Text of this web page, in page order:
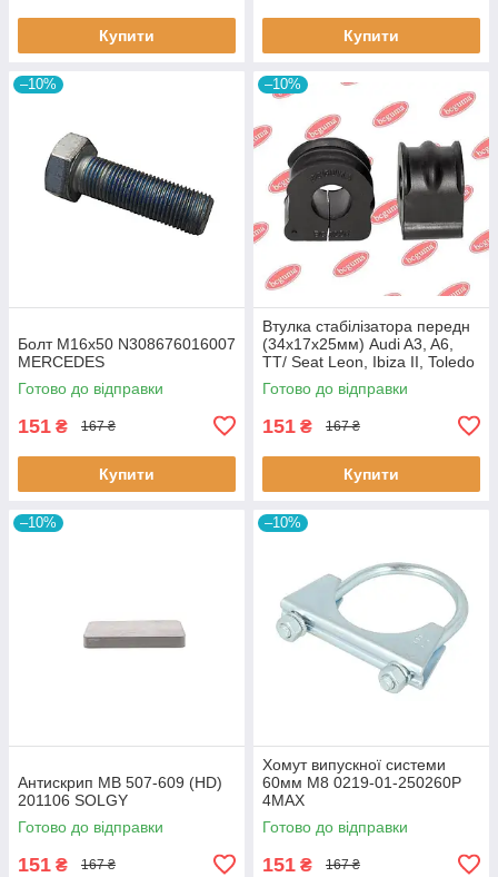
Купити Купити
–10%
Болт M16x50 N308676016007
MERCEDES
Готово до відправки
151 ₴ 167 ₴
Купити
–10%
Втулка стабілізатора передн
(34х17х25мм) Audi A3, A6,
TT/ Seat Leon, Ibiza II, Toledo
II (BC0226) BCGUMA BC0226
BC GUMA
Готово до відправки
151 ₴ 167 ₴
Купити
–10%
Антискрип MB 507-609 (HD)
201106 SOLGY
Готово до відправки
151 ₴ 167 ₴
–10%
Хомут випускної системи
60мм M8 0219-01-250260P
4MAX
Готово до відправки
151 ₴ 167 ₴